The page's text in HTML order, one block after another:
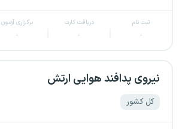
ثبت نام
-
دریافت کارت
-
برگزاری آزمون
-
نیروی پدافند هوایی ارتش
کل کشور